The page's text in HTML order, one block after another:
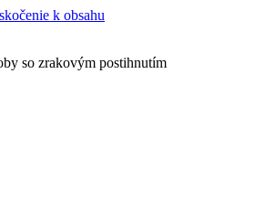
k obsahu
so zrakovým postihnutím